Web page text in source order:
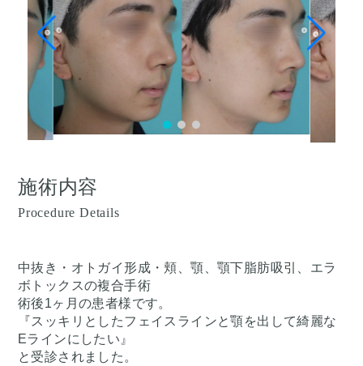
施術内容
Procedure Details
中抜き・オトガイ形成・頬、顎、顎下脂肪吸引、エラ
ボトックスの複合手術
術後1ヶ月の患者様です。
『スッキリとしたフェイスラインと顎を出して綺麗な
Eラインにしたい』
と受診されました。